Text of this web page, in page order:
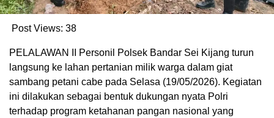
Post Views: 38
PELALAWAN II Personil Polsek Bandar Sei Kijang turun
langsung ke lahan pertanian milik warga dalam giat
sambang petani cabe pada Selasa (19/05/2026). Kegiatan
ini dilakukan sebagai bentuk dukungan nyata Polri
terhadap program ketahanan pangan nasional yang